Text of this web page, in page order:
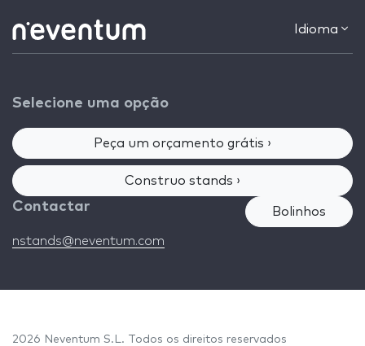
Idioma
Selecione uma opção
Peça um orçamento grátis ›
Construo stands ›
Contactar
nstands@neventum.com
Bolinhos
2026 Neventum S.L. Todos os direitos reservados